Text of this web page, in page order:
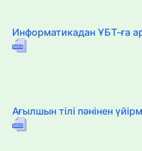
Информатикадан ҰБТ-ға
Ағылшын тілі пәнінен